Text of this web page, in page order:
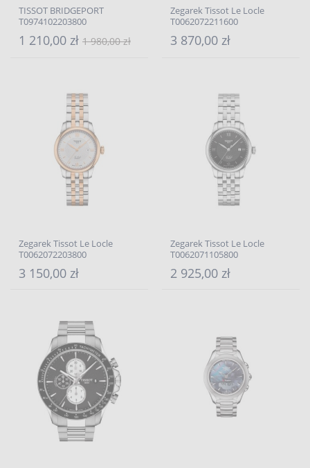
TISSOT BRIDGEPORT
T0974102203800
1 210,00 zł 1 980,00 zł
Zegarek Tissot Le Locle
T0062072211600
3 870,00 zł
Zegarek Tissot Le Locle
T0062072203800
3 150,00 zł
Zegarek Tissot Le Locle
T0062071105800
2 925,00 zł